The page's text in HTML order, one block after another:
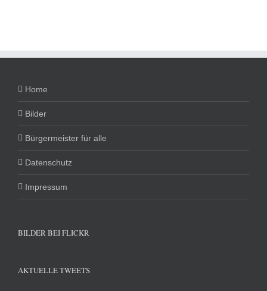
Home
Bilder
Bürgermeister für alle
Datenschutz
Impressum
BILDER BEI FLICKR
AKTUELLE TWEETS